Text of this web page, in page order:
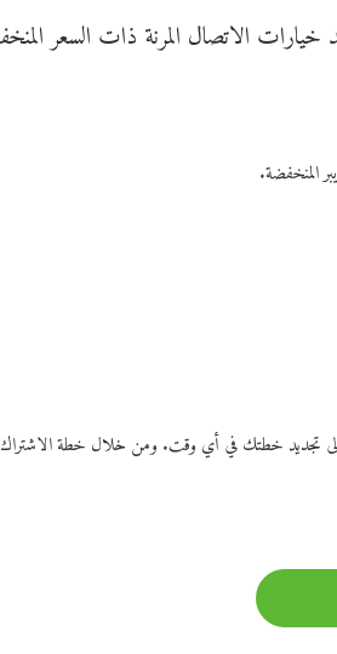
إلى تجديد خطتك في أي وقت. ومن خلال خطة الاشتراك